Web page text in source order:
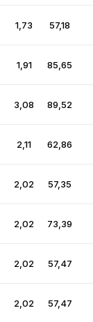
1,73 57,18
1,91 85,65
3,08 89,52
2,11 62,86
2,02 57,35
2,02 73,39
2,02 57,47
2,02 57,47